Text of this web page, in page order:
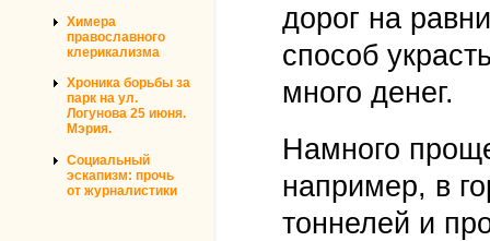
Химера
православного
клерикализма
Хроника борьбы за
парк на ул.
Логунова 25 июня.
Мэрия.
Социальный
эскапизм: прочь
от журналистики
дорог на
способ
много денег.
Намного
например, в
тоннелей и